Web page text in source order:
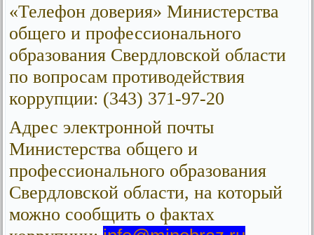
«Телефон доверия» Министерства
общего и профессионального
образования Свердловской области
по вопросам противодействия
коррупции: (343) 371-97-20
Адрес электронной почты
Министерства общего и
профессионального образования
Свердловской области, на который
можно сообщить о фактах